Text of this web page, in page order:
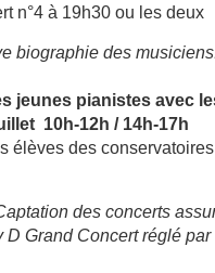
n°4 à 19h30 ou les deux
biographie des
jeunes pianistes avec
10h-12h / 14h-17h
élèves des
des concerts
D Grand Concert réglé